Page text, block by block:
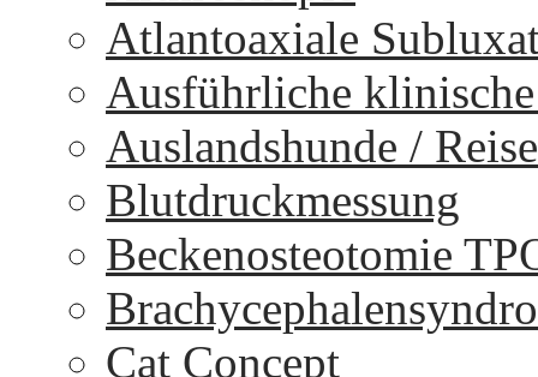
Atlantoaxiale
Ausführliche
Auslandshunde /
Blutdruckmessung
Beckenosteotomie
Cat Concept